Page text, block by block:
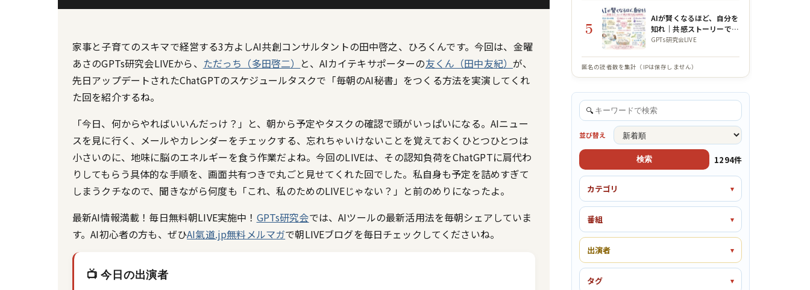
家事と子育てのスキマで経営する3方よしAI共創コンサルタントの田中啓之、ひろくんです。今回は、金曜
あさのGPTs研究会LIVEから、 ただっち（多田啓二） と、AIカイテキサポーターの友くん（田中友紀）が、
先日アップデートされたChatGPTのスケジュールタスクで「毎朝のAI秘書」をつくる方法を実演してくれ
た回を紹介するね。
「今日、何からやればいいんだっけ？」と、朝から予定やタスクの確認で頭がいっぱいになる。AIニュー
スを見に行く、メールやカレンダーをチェックする、忘れちゃいけないことを覚えておく――ひとつひとつは
小さいのに、地味に脳のエネルギーを食う作業だよね。今回のLIVEは、その認知負荷をChatGPTに肩代わ
りしてもらう具体的な手順を、画面共有つきで丸ごと見せてくれた回でした。私自身も予定を詰めすぎて
しまうクチなので、聞きながら何度も「これ、私のためのLIVEじゃない？」と前のめりになったよ。
最新AI情報満載！毎日無料朝LIVE実施中！ GPTs研究会では、AIツールの最新活用法を毎朝シェアしていま
す。AI初心者の方も、ぜひAI氣道.jp無料メルマガで朝LIVEブログを毎日チェックしてくださいね。
📺 今日の出演者
5
AIが賢くなるほど、自分を
知れ｜共感ストーリーで魂
を宿すAI活用術【公ちゃん
GPTs研究会LIVE
匿名の読者数を集計（IPは保存しません）
🔍
並び替え
検索 1294件
カテゴリ
番組
出演者
タグ